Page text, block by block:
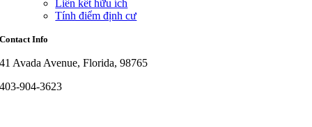
Liên kết hữu ích
Tính điểm định cư
Contact Info
41 Avada Avenue, Florida, 98765
403-904-3623